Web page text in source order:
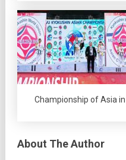
Championship of Asia
About The Author